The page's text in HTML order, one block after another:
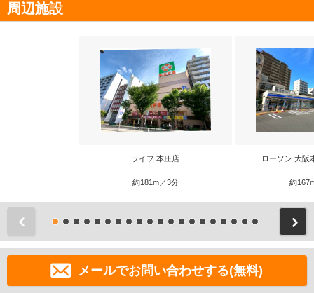
周辺施設
ライフ 本庄店
約181m／3分
ローソン 大阪
約
メールでお問い合わせする(無料)